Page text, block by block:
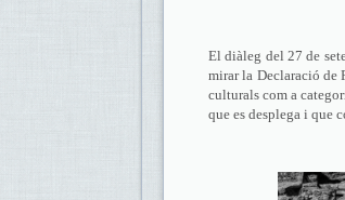
El diàleg del 27 de
mirar la Declaració de
culturals com a
que es desplega i que